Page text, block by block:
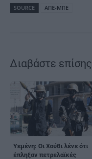
SOURCE ΑΠΕ-ΜΠΕ
Διαβάστε επίσης
Υεμένη: Οι Χούθι λένε ότι
έπληξαν πετρελαϊκές